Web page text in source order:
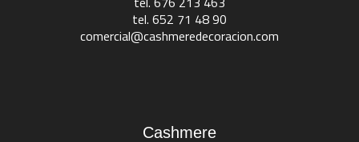
tel. 652 71 48 90
comercial@cashmeredecoracion.com
Cashmere